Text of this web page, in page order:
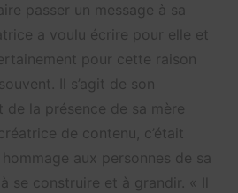
passer un message à sa
a voulu écrire pour elle et
pour cette raison
Il s’agit de son
la présence de sa mère
de contenu, c’était
aux personnes de sa
se construire et à grandir. « Il